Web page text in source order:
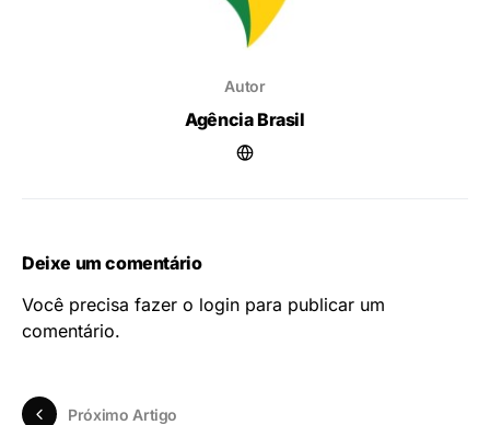
Autor
Agência Brasil
Deixe um comentário
Você precisa fazer o login para publicar um
comentário.
Próximo Artigo